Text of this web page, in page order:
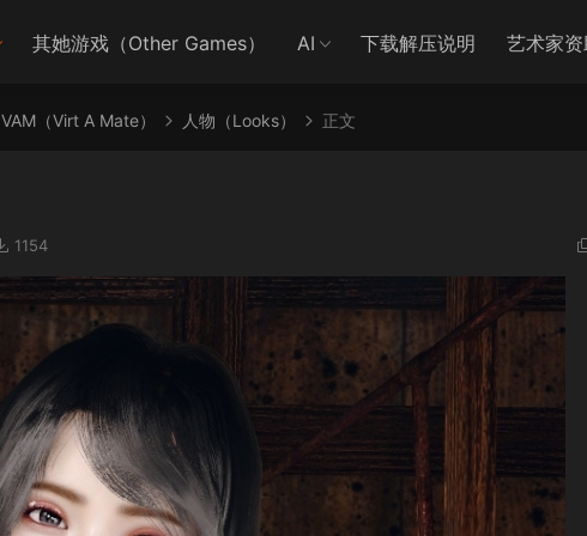
其她游戏（Other Games） AI 下载解压说明 艺术家
VAM（Virt A Mate） 人物（Looks） 正文
1154